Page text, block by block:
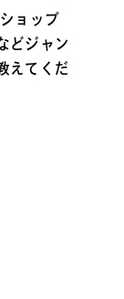
ョップ
どジャン
えてくだ